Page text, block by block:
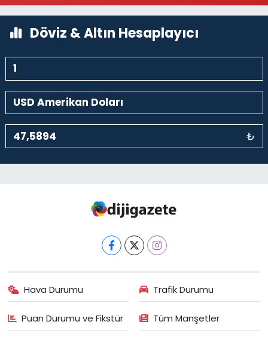
Döviz & Altın Hesaplayıcı
₺
Hava Durumu Trafik Durumu
Puan Durumu ve Fikstür Tüm Manşetler